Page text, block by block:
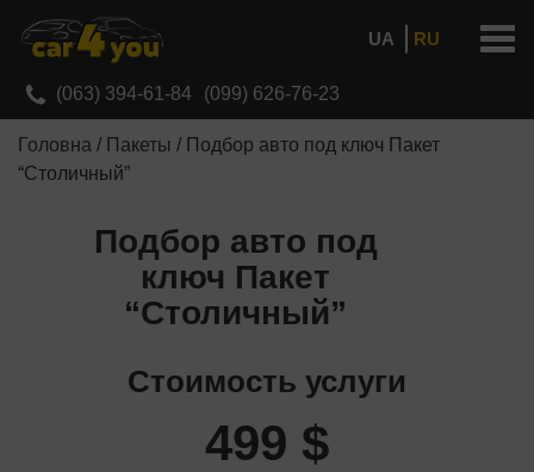
UA RU
(063) 394-61-84 (099) 626-76-23
Головна / Пакеты / Подбор авто под ключ Пакет
“Столичный”
Подбор авто под
ключ Пакет
“Столичный”
Стоимость услуги
499 $